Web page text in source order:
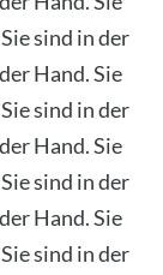
sind in der
Hand. Sie
sind in der
Hand. Sie
sind in der
Hand. Sie
sind in der